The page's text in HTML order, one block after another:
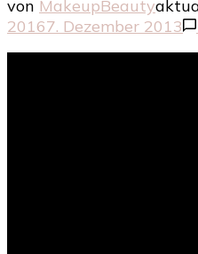
von MakeupBeauty
20167. Dezember 2013